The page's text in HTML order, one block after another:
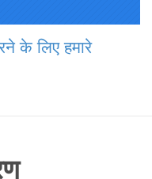
के लिए हमारे